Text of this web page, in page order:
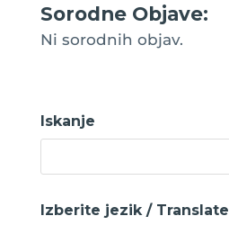
Sorodne Objave:
Ni sorodnih objav.
Iskanje
Izberite jezik / Translate